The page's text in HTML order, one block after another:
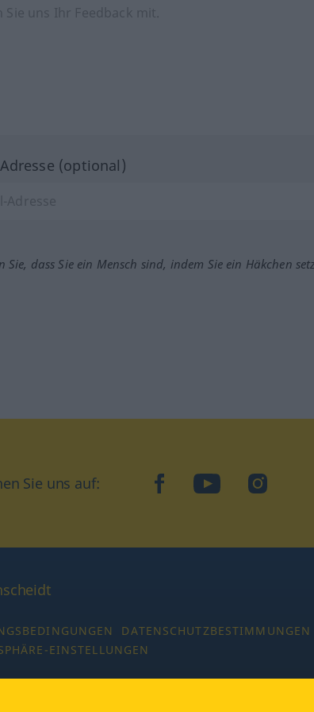
(optional)
Sie, dass Sie ein Mensch sind, indem Sie ein Häkchen
Sie uns auf: facebookYouTubeInstagram
DATENSCHUTZBESTIMMUNGEN
EINSTELLUNGEN